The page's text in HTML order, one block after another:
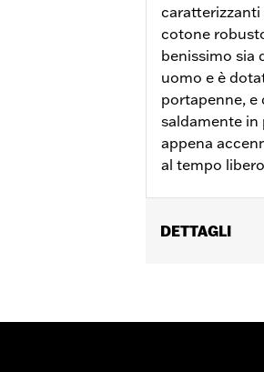
caratterizzanti
cotone
benissimo sia
uomo e è
portapenne,
saldamente in
appena
al tempo
DETTAGLI
Origine: